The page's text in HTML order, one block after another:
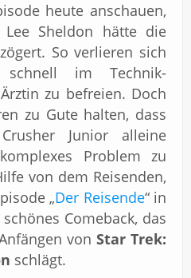
heute anschauen,
Sheldon hätte die
So verlieren sich
schnell im Technik-
zu befreien. Doch
zu Gute halten, dass
Junior alleine
Problem zu
von dem Reisenden,
„Der Reisende“ in
Comeback, das
von Star Trek:
schlägt.